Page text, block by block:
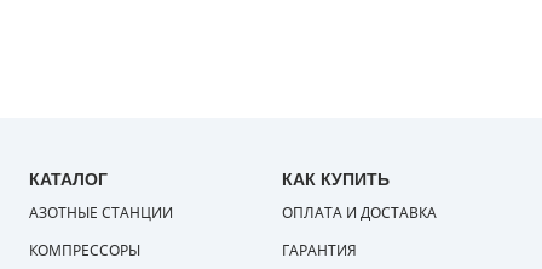
КАТАЛОГ
АЗОТНЫЕ СТАНЦИИ
КОМПРЕССОРЫ
КАК КУПИТЬ
ОПЛАТА И ДОСТАВКА
ГАРАНТИЯ